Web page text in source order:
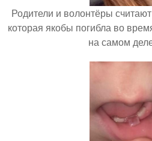
Родители и волонтёры
которая якобы погибла во
на самом